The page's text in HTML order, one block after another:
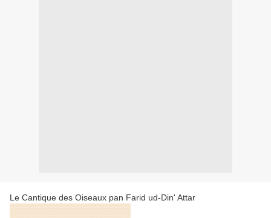
Le Cantique des Oiseaux pan Farid ud-Din' Attar